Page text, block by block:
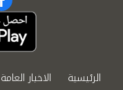
الرئيسية الاخبار العامة